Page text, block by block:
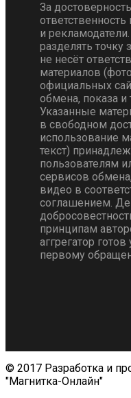
За
и
разделять точку
не несёт
материалов
официальных
обмена, показа и
Указанные
в свободном
использование
текст)
пользователям
сервисов
видео в
соглашением.
принципам
аггрегатор
первому
© 2017 Разработка и
"Магнитка-Онлайн"